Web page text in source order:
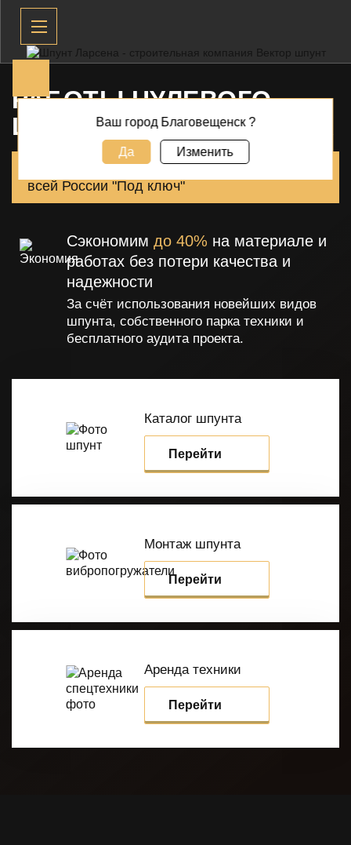
РАБОТЫ НУЛЕВОГО
ЦИКЛАСТРОИТЕЛЬСТВА
Комплекс шпунтовых и свайных работ по
всей России "Под ключ"
Сэкономим до 40% на материале и
работах без потери качества и
надежности
За счёт использования новейших видов
шпунта, собственного парка техники и
бесплатного аудита проекта.
Каталог шпунта
Перейти
Монтаж шпунта
Перейти
Аренда техники
Перейти
Ваш город Благовещенск ?
Да Изменить